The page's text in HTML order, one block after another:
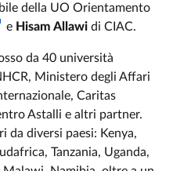
della UO Orientamento
e Hisam Allawi di CIAC.
da 40 università
Ministero degli Affari
Caritas
Astalli e altri partner.
da diversi paesi: Kenya,
Tanzania, Uganda,